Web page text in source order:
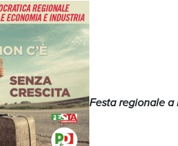
Festa regionale